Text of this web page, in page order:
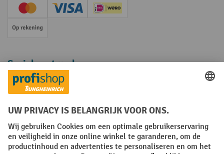
Creditcard (Master)Creditcard (Visa)iDEAL | Wero
Op rekening
Sociale netwerken
Facebook
YouTube
LinkedInInstagram
Algemene leveringsvoorwaarden Copyright